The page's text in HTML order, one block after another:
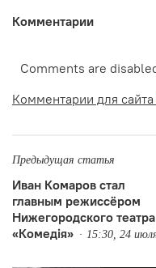
Комментарии
Comments are
Комментарии для сайта
Предыдущая статья
Иван Комаров стал
главным режиссёром
Нижегородского театра
«Комедiя»
15:30, 24